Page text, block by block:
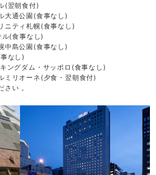
(翌朝食付)
大通公園 (食事なし)
ニティ札幌(食事なし)
ル(食事なし)
中島公園 (食事なし)
なし)
ングダム・サッポロ (食事なし)
ミリオーネ (夕食・翌朝食付)
い 。